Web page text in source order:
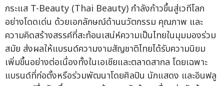
กระแส T-Beauty (Thai Beauty) กำลังก้าวขึ้นสู่เวทีโลก
อย่างโดดเด่น ด้วยเอกลักษณ์ด้านนวัตกรรม คุณภาพ และ
ความคิดสร้างสรรค์ที่สะท้อนเสน่ห์ความเป็นไทยในมุมมองร่วม
สมัย ส่งผลให้แบรนด์ความงามสัญชาติไทยได้รับความนิยม
เพิ่มขึ้นอย่างต่อเนื่องทั้งในเอเชียและตลาดสากล โดยเฉพาะ
แบรนด์ที่ก่อตั้งหรือร่วมพัฒนาโดยศิลปิน นักแสดง และอินฟลู